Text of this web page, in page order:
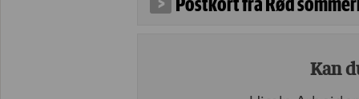
Kan